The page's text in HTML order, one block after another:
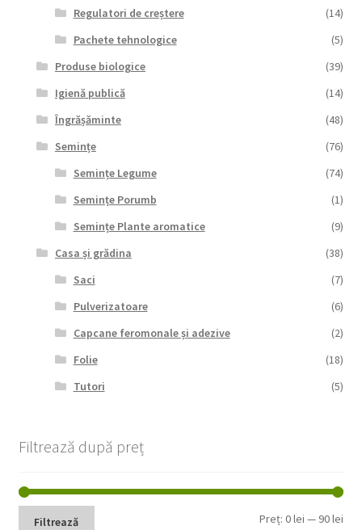
Regulatori de creștere
(14)
Pachete tehnologice
(5)
Produse biologice
(39)
Igienă publică
(14)
Îngrășăminte
(48)
Semințe
(76)
Semințe Legume
(74)
Semințe Porumb
(1)
Semințe Plante aromatice
(9)
Casa și grădina
(38)
Saci
(7)
Pulverizatoare
(6)
Capcane feromonale și adezive
(2)
Folie
(18)
Tutori
(5)
Filtrează după preț
Filtrează Preț:0 lei — 90 lei